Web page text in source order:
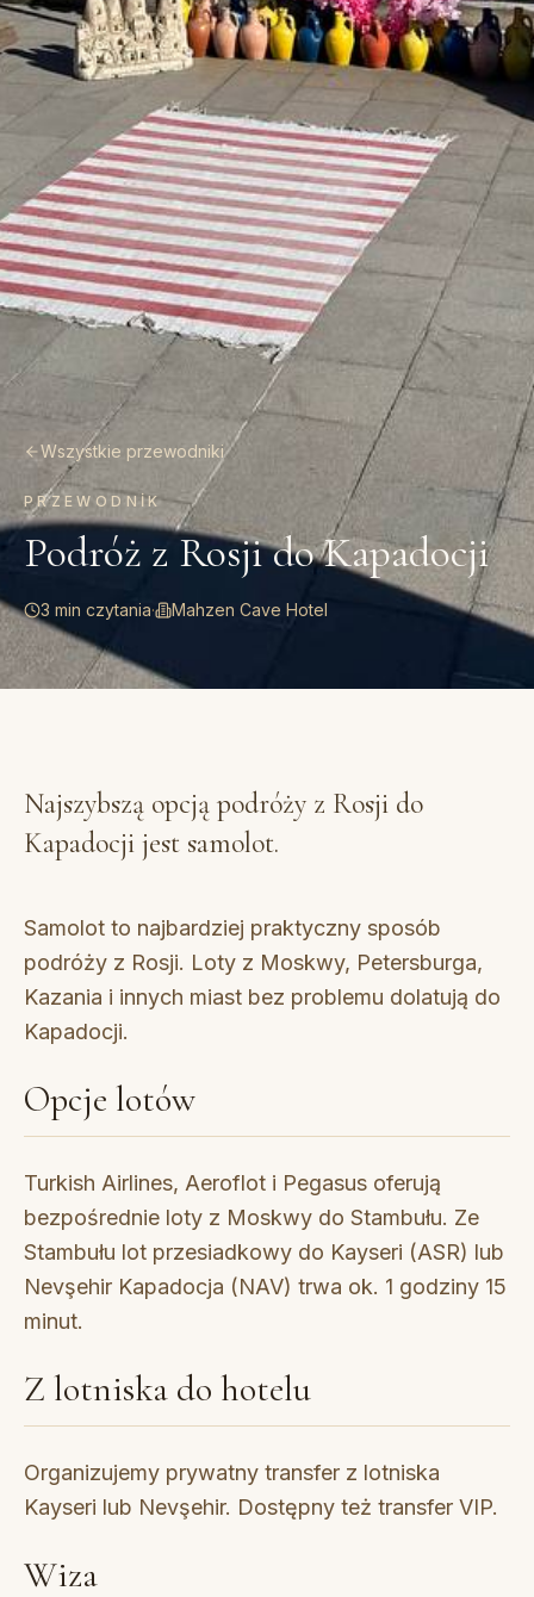
Wszystkie przewodniki
PRZEWODNIK
Podróż z Rosji do Kapadocji
3 min czytania· Mahzen Cave Hotel
Najszybszą opcją podróży z Rosji do
Kapadocji jest samolot.
Samolot to najbardziej praktyczny sposób
podróży z Rosji. Loty z Moskwy, Petersburga,
Kazania i innych miast bez problemu dolatują do
Kapadocji.
Opcje lotów
Turkish Airlines, Aeroflot i Pegasus oferują
bezpośrednie loty z Moskwy do Stambułu. Ze
Stambułu lot przesiadkowy do Kayseri (ASR) lub
Nevşehir Kapadocja (NAV) trwa ok. 1 godziny 15
minut.
Z lotniska do hotelu
Organizujemy prywatny transfer z lotniska
Kayseri lub Nevşehir. Dostępny też transfer VIP.
Wiza